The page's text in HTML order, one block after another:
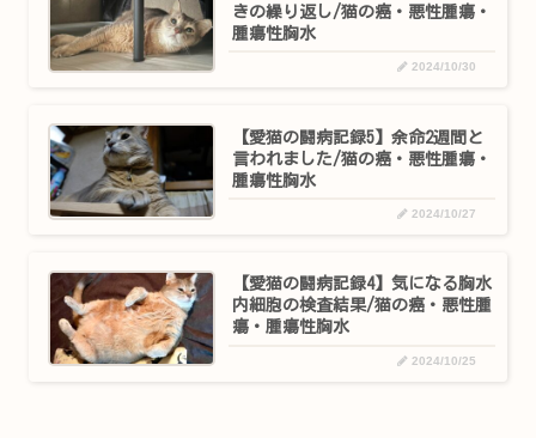
きの繰り返し/猫の癌・悪性腫瘍・
腫瘍性胸水
2024/10/30
【愛猫の闘病記録5】余命2週間と
言われました/猫の癌・悪性腫瘍・
腫瘍性胸水
2024/10/27
【愛猫の闘病記録4】気になる胸水
内細胞の検査結果/猫の癌・悪性腫
瘍・腫瘍性胸水
2024/10/25